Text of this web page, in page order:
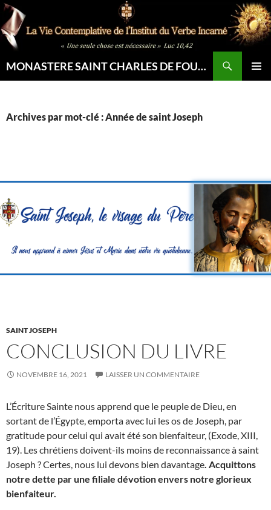
Aller
au
contenu
MONASTERE SAINT CHARLES DE FOUCAULD
Archives par mot-clé : Année de saint Joseph
SAINT JOSEPH
CONCLUSION DU LIVRE
NOVEMBRE 16, 2021 LAISSER UN COMMENTAIRE
L’Écriture Sainte nous apprend que le peuple de Dieu, en
sortant de l’Égypte, emporta avec lui les os de Joseph, par
gratitude pour celui qui avait été son bienfaiteur, (Exode, XIII,
19). Les chrétiens doivent-ils moins de reconnaissance à saint
Joseph ? Certes, nous lui devons bien davantage. Acquittons
notre dette par une filiale dévotion envers notre glorieux
bienfaiteur.